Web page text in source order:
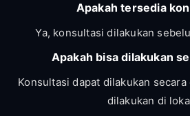
Apakah tersedia
Ya, konsultasi dilakukan
Apakah bisa dilakukan
Konsultasi dapat dilakukan
dilakukan di